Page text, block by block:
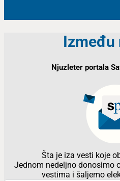
Između
Njuzleter portala
Šta je iza vesti koje
Jednom nedeljno donosimo
vestima i šaljemo